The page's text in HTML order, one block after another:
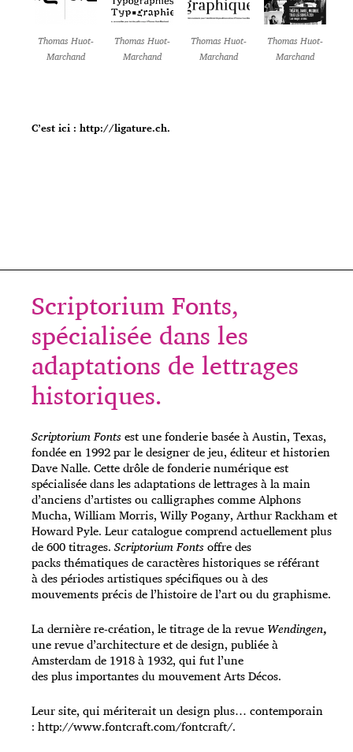
Thomas Huot-
Marchand
Thomas Huot-
Marchand
Thomas Huot-
Marchand
Thomas Huot-
Marchand
C’est ici : http://ligature.ch.
Scriptorium Fonts,
spécialisée dans les
adaptations de lettrages
historiques.
Scriptorium Fontsest une fonderie basée à Austin, Texas,
fondée en 1992 par le designer de jeu, éditeur et historien
Dave Nalle. Cette drôle de fonderie numérique est
spécialisée dans les adaptations de lettrages à la main
d’anciens d’artistes ou calligraphes comme Alphons
Mucha, William Morris, Willy Pogany, Arthur Rackham et
Howard Pyle. Leur catalogue comprend actuellement plus
de 600 titrages. Scriptorium Fontsoffre des
packs thématiques de caractères historiques se référant
à des périodes artistiques spécifiques ou à des
mouvements précis de l’histoire de l’art ou du graphisme.
La dernière re-création, le titrage de la revue Wendingen,
une revue d’architecture et de design, publiée à
Amsterdam de 1918 à 1932, qui fut l’une
des plus importantes du mouvement Arts Décos.
Leur site, qui mériterait un design plus… contemporain
: http://www.fontcraft.com/fontcraft/.